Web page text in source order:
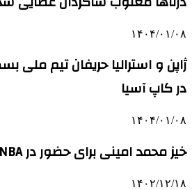
۱۴۰۴/۰۱/۰۸
ژاپن و استرالیا حریفان تیم ملی
در کاپ آسیا
۱۴۰۴/۰۱/۰۸
خیز محمد امینی برای حضور در NBA
۱۴۰۲/۱۲/۱۸